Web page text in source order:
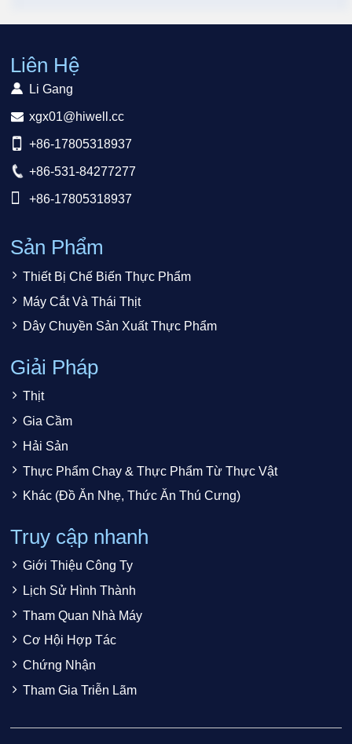
Liên Hệ
Li Gang
xgx01@hiwell.cc
+86-17805318937
+86-531-84277277
+86-17805318937
Sản Phẩm
Thiết Bị Chế Biến Thực Phẩm
Máy Cắt Và Thái Thịt
Dây Chuyền Sản Xuất Thực Phẩm
Giải Pháp
Thịt
Gia Cầm
Hải Sản
Thực Phẩm Chay & Thực Phẩm Từ Thực Vật
Khác (Đồ Ăn Nhẹ, Thức Ăn Thú Cưng)
Truy cập nhanh
Giới Thiệu Công Ty
Lịch Sử Hình Thành
Tham Quan Nhà Máy
Cơ Hội Hợp Tác
Chứng Nhận
Tham Gia Triễn Lãm